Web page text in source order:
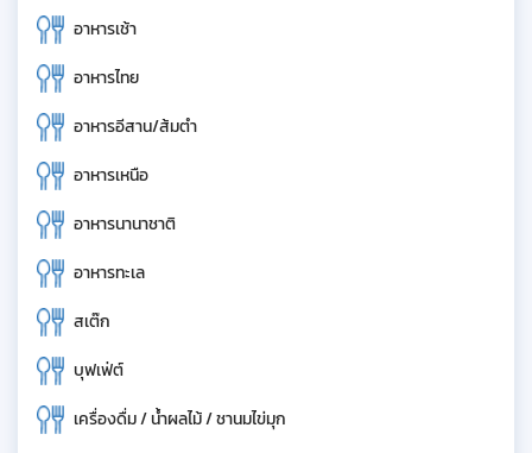
อาหารเช้า
อาหารไทย
อาหารอีสาน/ส้มตำ
อาหารเหนือ
อาหารนานาชาติ
อาหารทะเล
สเต๊ก
บุฟเฟ่ต์
เครื่องดื่ม / น้ำผลไม้ / ชานมไข่มุก